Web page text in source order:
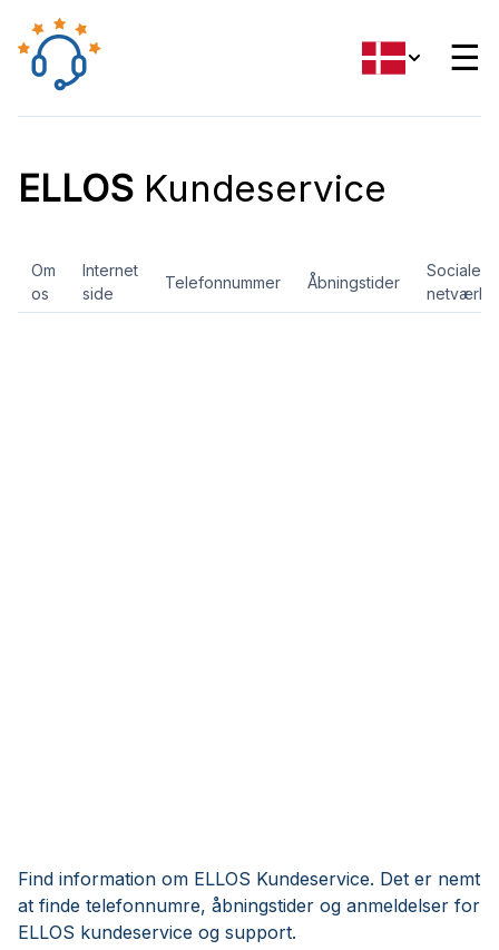
☰
ELLOS Kundeservice
Om
os
Internet
side
Telefonnummer Åbningstider
Sociale
netværk
Find information om ELLOS Kundeservice. Det er nemt
at finde telefonnumre, åbningstider og anmeldelser for
ELLOS kundeservice og support.